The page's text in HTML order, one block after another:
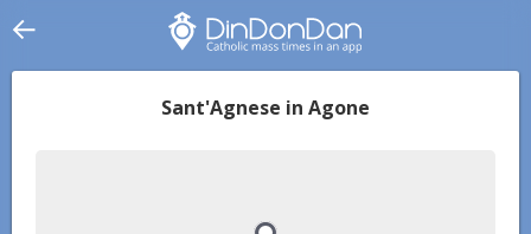
Sant'Agnese in Agone